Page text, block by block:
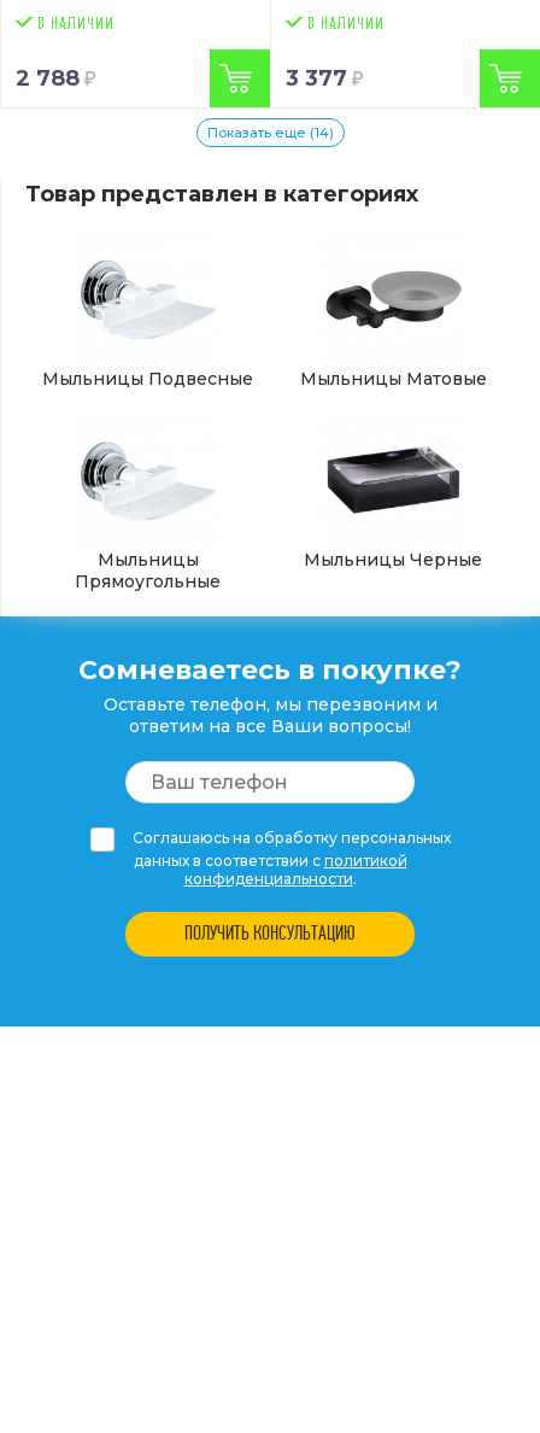
2 788 3 377
Показать еще (14)
Товар представлен в категориях
Мыльницы Подвесные Мыльницы Матовые
Мыльницы
Прямоугольные
Мыльницы Черные
Сомневаетесь в покупке?
Оставьте телефон, мы перезвоним и
ответим на все Ваши вопросы!
Соглашаюсь на обработку персональных
данных в соответствии с политикой
конфиденциальности.
ПОЛУЧИТЬ КОНСУЛЬТАЦИЮ